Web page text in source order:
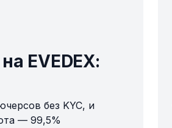
EVEDEX:
без KYC, и
— 99,5%